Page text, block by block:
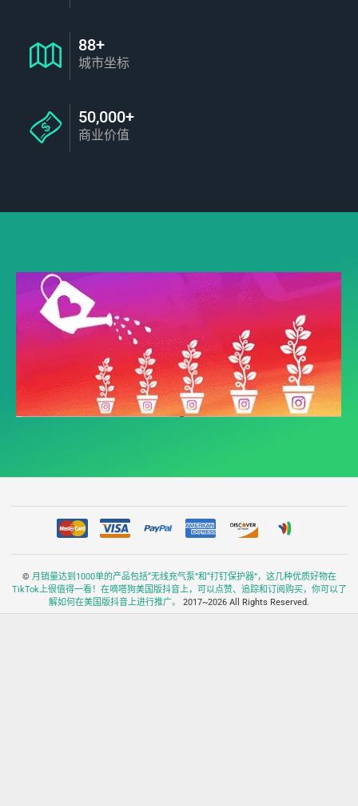
88+
城市坐标
50,000+
商业价值
© 月销量达到1000单的产品包括“无线充气泵”和“打钉保护器”，这几种优质好物在
TikTok上很值得一看！在嘀嗒狗美国版抖音上，可以点赞、追踪和订阅购买，你可以了
解如何在美国版抖音上进行推广。
2017~2026 All Rights Reserved.